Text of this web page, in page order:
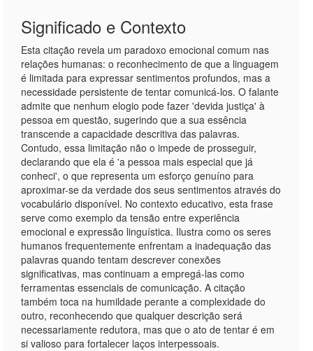
Significado e Contexto
Esta citação revela um paradoxo emocional comum nas
relações humanas: o reconhecimento de que a linguagem
é limitada para expressar sentimentos profundos, mas a
necessidade persistente de tentar comunicá-los. O falante
admite que nenhum elogio pode fazer 'devida justiça' à
pessoa em questão, sugerindo que a sua essência
transcende a capacidade descritiva das palavras.
Contudo, essa limitação não o impede de prosseguir,
declarando que ela é 'a pessoa mais especial que já
conheci', o que representa um esforço genuíno para
aproximar-se da verdade dos seus sentimentos através do
vocabulário disponível. No contexto educativo, esta frase
serve como exemplo da tensão entre experiência
emocional e expressão linguística. Ilustra como os seres
humanos frequentemente enfrentam a inadequação das
palavras quando tentam descrever conexões
significativas, mas continuam a empregá-las como
ferramentas essenciais de comunicação. A citação
também toca na humildade perante a complexidade do
outro, reconhecendo que qualquer descrição será
necessariamente redutora, mas que o ato de tentar é em
si valioso para fortalecer laços interpessoais.